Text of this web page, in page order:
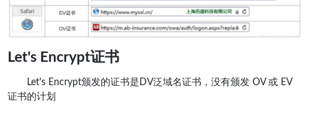
Let's Encrypt证书
Let's Encrypt颁发的证书是DV泛域名证书，没有颁发 OV 或 EV
证书的计划